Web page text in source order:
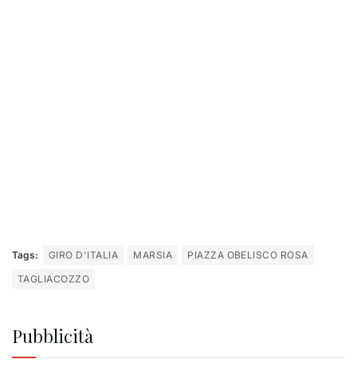
Tags: GIRO D'ITALIA MARSIA
PIAZZA OBELISCO ROSA
TAGLIACOZZO
Pubblicità